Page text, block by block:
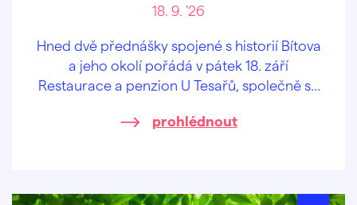
18. 9. '26
Hned dvě přednášky spojené s historií Bítova
a jeho okolí pořádá v pátek 18. září
Restaurace a penzion U Tesařů, společně se
prohlédnout